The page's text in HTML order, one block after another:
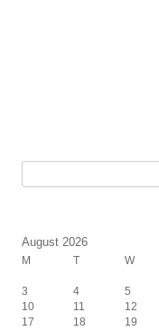
August 2026
M T W
3
4 5
10
11 12
17
18 19